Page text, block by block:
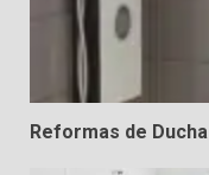
Reformas de Ducha